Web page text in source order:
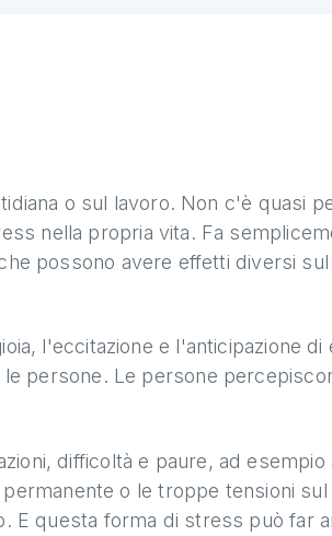
o sul lavoro. Non c'è quasi
nella propria vita. Fa
possono avere effetti diversi
l'eccitazione e l'anticipazione di
persone. Le persone
difficoltà e paure, ad esempio
o le troppe tensioni sul
E questa forma di stress può far